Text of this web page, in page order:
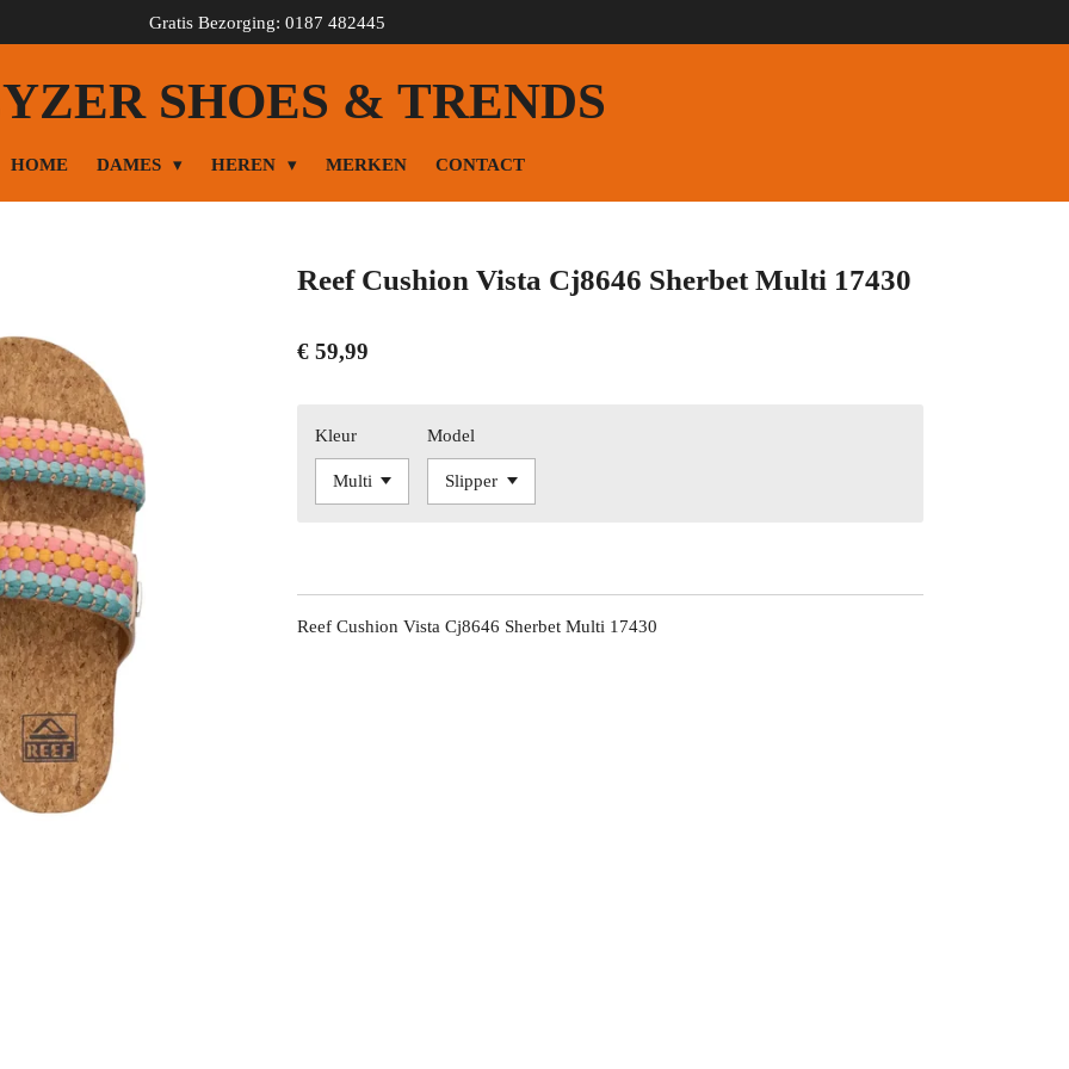
Gratis Bezorging: 0187 482445
SHOES & TRENDS
HOME DAMES HEREN MERKEN CONTACT
Reef Cushion Vista Cj8646 Sherbet Multi 17430
€ 59,99
Kleur Model
Reef Cushion Vista Cj8646 Sherbet Multi 17430